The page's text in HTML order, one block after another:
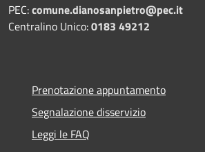
PEC:comune.dianosanpietro@pec.it
Centralino Unico:0183 49212
Prenotazione appuntamento
Segnalazione disservizio
Leggi le FAQ